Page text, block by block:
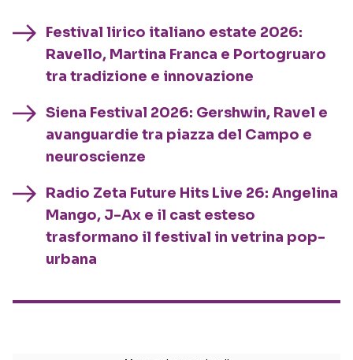
Festival lirico italiano estate 2026:
Ravello, Martina Franca e Portogruaro
tra tradizione e innovazione
Siena Festival 2026: Gershwin, Ravel e
avanguardie tra piazza del Campo e
neuroscienze
Radio Zeta Future Hits Live 26: Angelina
Mango, J-Ax e il cast esteso
trasformano il festival in vetrina pop-
urbana